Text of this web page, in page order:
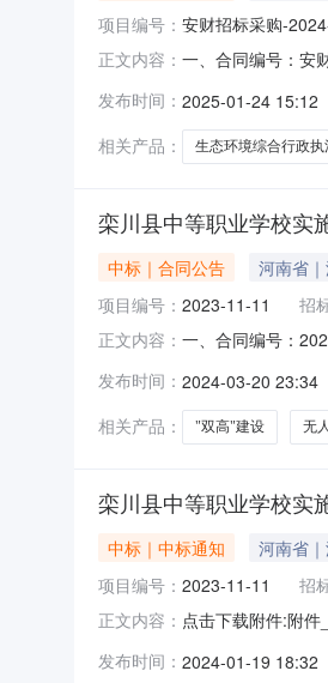
项目编号： 安财招标采购-
正文内容： 一、合同编号：安
政执法支队地址：
产业开发区电厂路8
发布时间： 2025-01-24 15:12
相关产品：
生态环境综合行政
栾川县中等职业学校实
中标｜合同公告 河南省
项目编号： 2023-11-11 招
正文内容： 一、合同编号：
技有限公司企业规
发布时间： 2024-03-20 23:34
相关产品：
"双高"建设 无
栾川县中等职业学校实
中标｜中标通知 河南省
项目编号： 2023-11-11 招
正文内容： 点击下载附件:附
二、其他：一、项
发布时间： 2024-01-19 18:32